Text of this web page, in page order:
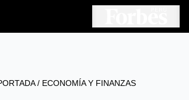
/ ECONOMÍA Y FINANZAS